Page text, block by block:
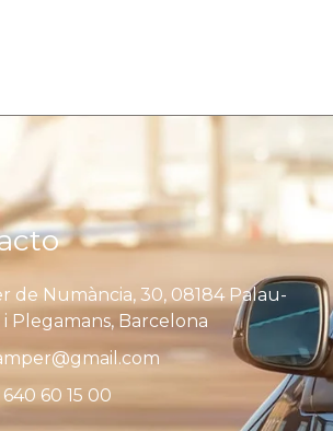
de Numància, 30, 08184 Palau-
i Plegamans, Barcelona
640 60 15 00